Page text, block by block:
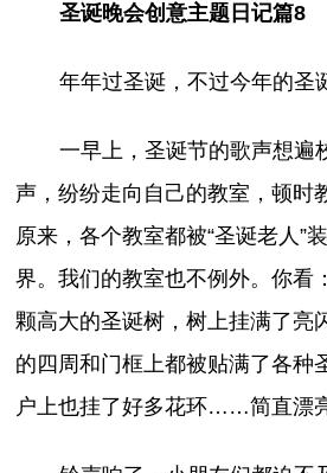
圣诞晚会创意主题日记篇8
年年过圣诞，不过今年的圣
一早上，圣诞节的歌声想遍
声，纷纷走向自己的教室，顿时
原来，各个教室都被“圣诞老人”
界。我们的教室也不例外。你看
颗高大的圣诞树，树上挂满了亮
的四周和门框上都被贴满了各种
户上也挂了好多花环……简直漂